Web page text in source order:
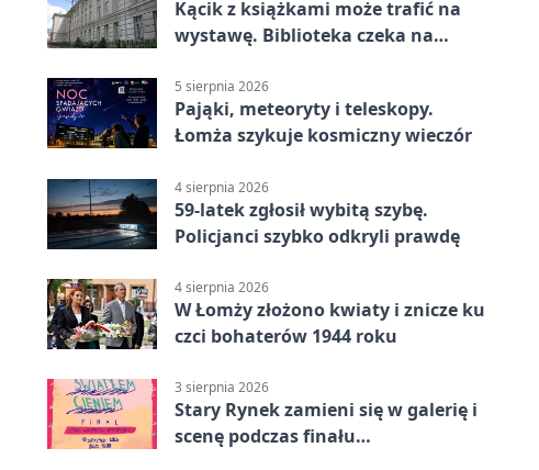
Kącik z książkami może trafić na
wystawę. Biblioteka czeka na
5 sierpnia 2026
Pająki, meteoryty i teleskopy.
Łomża szykuje kosmiczny wieczór
4 sierpnia 2026
59-latek zgłosił wybitą szybę.
Policjanci szybko odkryli prawdę
4 sierpnia 2026
W Łomży złożono kwiaty i znicze ku
czci bohaterów 1944 roku
3 sierpnia 2026
Stary Rynek zamieni się w galerię i
scenę podczas finału